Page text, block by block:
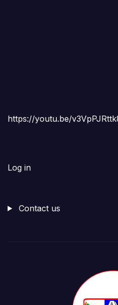
https://youtu.be/
Log in
Contact us